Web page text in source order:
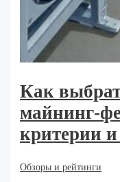
Как
майнинг-
критерии и
Обзоры и рейтинги